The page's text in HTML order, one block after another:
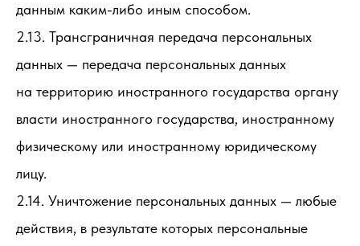
данным каким-либо иным способом.
2.13. Трансграничная передача персональных
данных — передача персональных данных
на территорию иностранного государства органу
власти иностранного государства, иностранному
физическому или иностранному юридическому
лицу.
2.14. Уничтожение персональных данных — любые
действия, в результате которых персональные